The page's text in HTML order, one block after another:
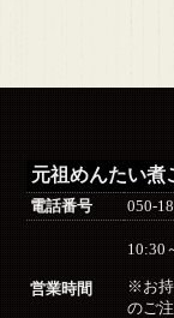
元祖めんたい煮
電話番号 050-
営業時間
10:30
※お持
のご